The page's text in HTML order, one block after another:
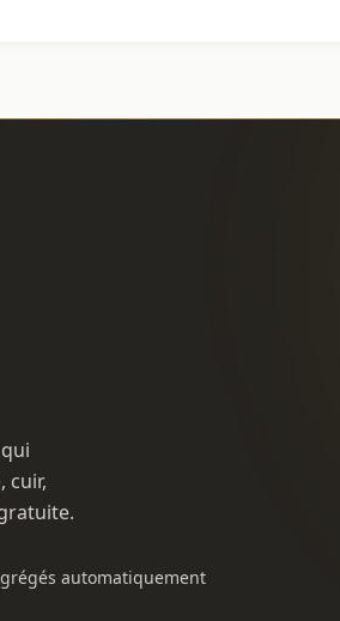
cuir,
automatiquement